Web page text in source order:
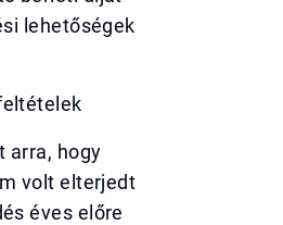
lehetőségek
arra, hogy
volt elterjedt
éves előre